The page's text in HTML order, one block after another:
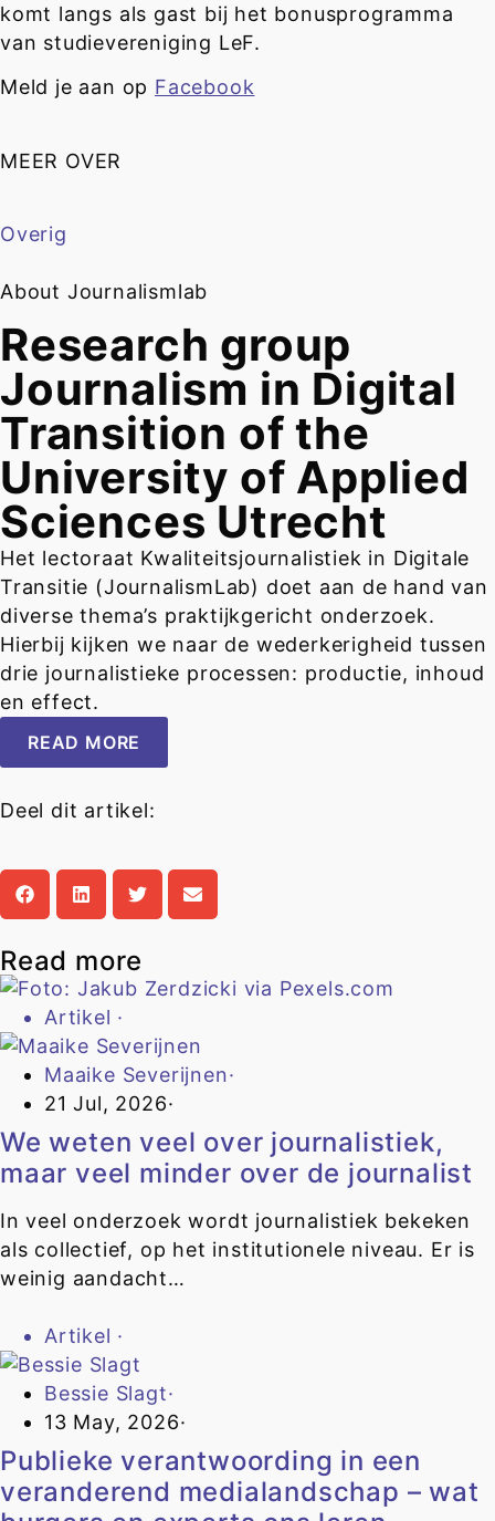
komt langs als gast bij het bonusprogramma
van studievereniging LeF.
Meld je aan op Facebook
MEER OVER
Overig
About Journalismlab
Research group
Journalism in Digital
Transition of the
University of Applied
Sciences Utrecht
Het lectoraat Kwaliteitsjournalistiek in Digitale
Transitie (JournalismLab) doet aan de hand van
diverse thema’s praktijkgericht onderzoek.
Hierbij kijken we naar de wederkerigheid tussen
drie journalistieke processen: productie, inhoud
en effect.
READ MORE
Deel dit artikel:
Read more
Artikel ·
Maaike Severijnen·
21 Jul, 2026·
We weten veel over journalistiek,
maar veel minder over de journalist
In veel onderzoek wordt journalistiek bekeken
als collectief, op het institutionele niveau. Er is
weinig aandacht…
Artikel ·
Bessie Slagt·
13 May, 2026·
Publieke verantwoording in een
veranderend medialandschap – wat